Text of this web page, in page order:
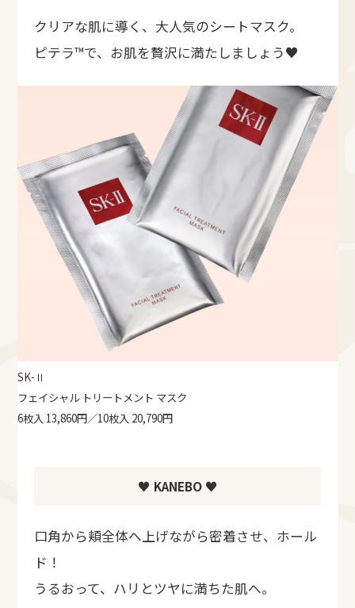
クリアな肌に導く、大人気のシートマスク。
ピテラ™で、お肌を贅沢に満たしましょう♥
SK-Ⅱ
フェイシャル トリートメント マスク
6枚入 13,860円／10枚入 20,790円
♥ KANEBO ♥
口角から頬全体へ上げながら密着させ、ホール
ド！
うるおって、ハリとツヤに満ちた肌へ。